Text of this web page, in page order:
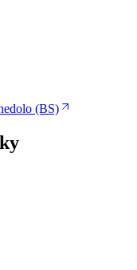
(BS)